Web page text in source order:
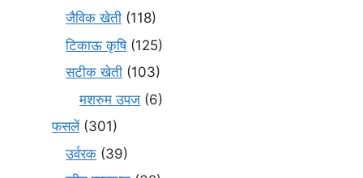
जैविक खेती (118)
टिकाऊ कृषि(125)
सटीक खेती (103)
मशरुम उपज (6)
फसलें(301)
उर्वरक (39)